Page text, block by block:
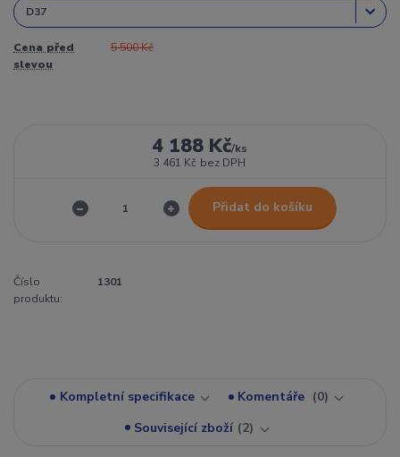
Cena před
slevou
5 500 Kč
4 188 Kč/ks
3 461 Kč bez DPH
Přidat do košíku
Číslo
produktu:
1301
Kompletní specifikace Komentáře
0
Související zboží 2